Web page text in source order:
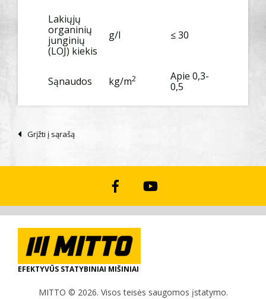
Lakiųjų
organinių
junginių
(LOJ) kiekis
g/l ≤ 30
Sąnaudos kg/m2
Apie 0,3-
0,5
Grįžti į sąrašą
EFEKTYVŪS STATYBINIAI MIŠINIAI
MITTO © 2026. Visos teisės saugomos įstatymo.